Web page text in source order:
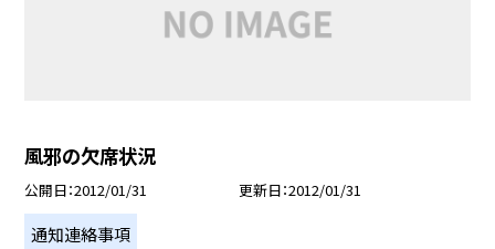
風邪の欠席状況
公開日 2012/01/31 更新日 2012/01/31
通知連絡事項